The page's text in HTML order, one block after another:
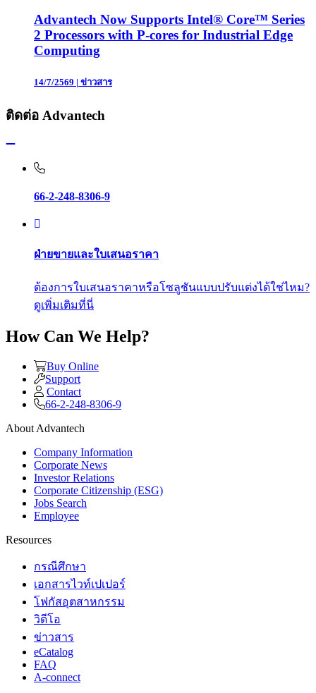
Advantech Now Supports Intel® Core™ Series
2 Processors with P-cores for Industrial Edge
Computing
14/7/2569 | ข่าวสาร
ติดต่อ Advantech
66-2-248-8306-9
ฝ่ายขายและใบเสนอราคา
ต้องการใบเสนอราคาหรือโซลูชันแบบปรับแต่งได้ใช่ไหม?
ดูเพิ่มเติมที่นี่
How Can We Help?
Buy Online
Support
Contact
66-2-248-8306-9
About Advantech
Company Information
Corporate News
Investor Relations
Corporate Citizenship (ESG)
Jobs Search
Employee
Resources
กรณีศึกษา
เอกสารไวท์เปเปอร์
โฟกัสอุตสาหกรรม
วิดีโอ
ข่าวสาร
eCatalog
FAQ
A-connect